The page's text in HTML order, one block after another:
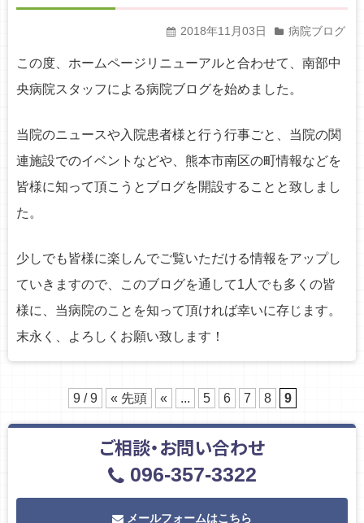
2018年11月03日 病院ブログ
この度、ホームページリニューアルと合わせて、南部中
央病院スタッフによる病院ブログを始めました。
当院のニュースや入院患者様と行う行事ごと、当院の関
連施設でのイベントなどや、熊本市南区の町情報などを
皆様に知って頂こうとブログを開設することと致しまし
た。
少しでも皆様に楽しんでご覧いただける情報をアップし
ていきますので、
このブログを通して1人でも多くの皆
様に、当病院のことを知って頂ければ幸いに存じます。
末永く、よろしくお願い致します！
9 / 9 « 先頭 « ... 5 6 7 8 9
ご相談・お問い合わせ
096-357-3322
メールフォームはこちら